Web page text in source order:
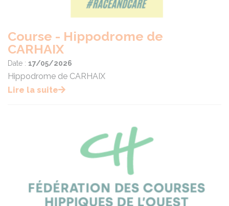
Course - Hippodrome de
CARHAIX
Date : 17/05/2026
Hippodrome de CARHAIX
Lire la suite